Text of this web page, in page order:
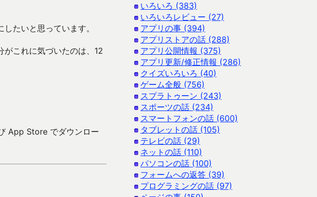
たいと思っています。
これに気づいたのは、12
App Store でダウンロー
いろいろ (383)
いろいろレビュー (27)
アプリの事 (394)
アプリストアの話 (288)
アプリ公開情報 (375)
アプリ更新/修正情報 (286)
クイズいろいろ (40)
ゲーム全般 (756)
スプラトゥーン (243)
スポーツの話 (234)
スマートフォンの話 (600)
タブレットの話 (105)
テレビの話 (29)
ネットの話 (110)
パソコンの話 (100)
フォームへの返答 (39)
プログラミングの話 (97)